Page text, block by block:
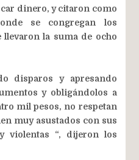
dinero, y citaron como
se congregan los
la suma de ocho
disparos y apresando
y obligándolos a
mil pesos, no respetan
muy asustados con sus
violentas “, dijeron los